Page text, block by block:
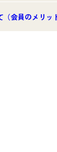
会員のメリッ